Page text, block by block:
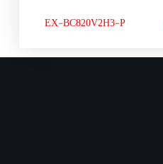
EX-BC820V2H3-P